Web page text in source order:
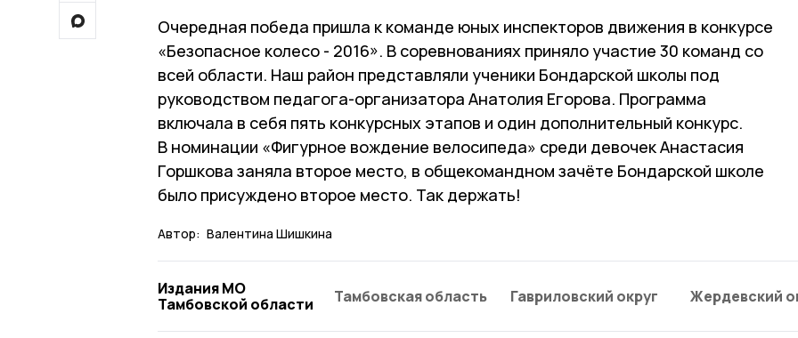
Очередная победа пришла к команде юных инспекторов движения в конкурсе
«Безопасное колесо - 2016». В соревнованиях приняло участие 30 команд со
всей области. Наш район представляли ученики Бондарской школы под
руководством педагога-организатора Анатолия Егорова. Программа
включала в себя пять конкурсных этапов и один дополнительный конкурс.
В номинации «Фигурное вождение велосипеда» среди девочек Анастасия
Горшкова заняла второе место, в общекомандном зачёте Бондарской школе
было присуждено второе место. Так держать!
Автор: Валентина Шишкина
Издания МО
Тамбовской области
Тамбовская область Гавриловский округ Жердевский